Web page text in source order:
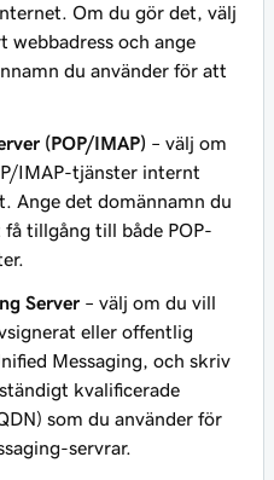
Om du gör det, välj
webbadress och ange
du använder för att
(POP/IMAP) – välj om
IMAP-tjänster internt
Ange det domännamn du
tillgång till både POP-
Server – välj om du vill
eller offentlig
Messaging, och skriv
kvalificerade
som du använder för
servrar.